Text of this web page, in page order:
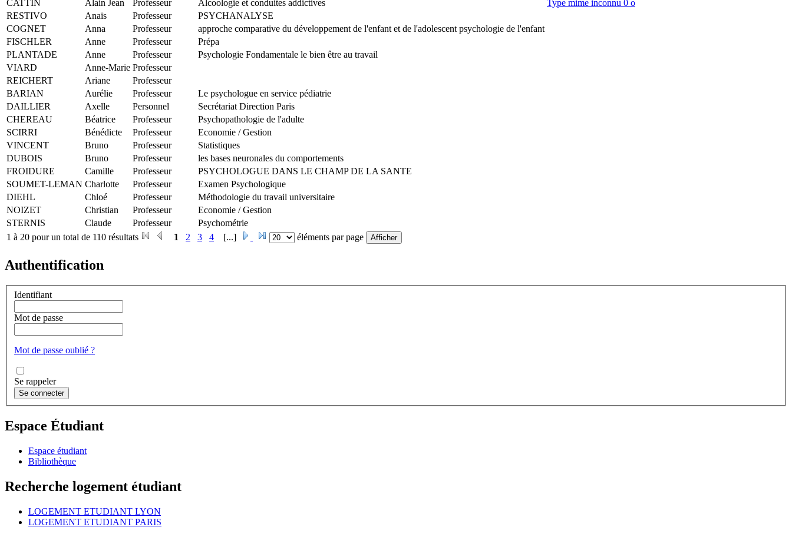
1 à 20 pour un total de 110 résultats 1 2 3 4 [...] éléments par page
CATTIN Alain Jean Professeur Alcoologie et conduites addictives Type mime inconnu 0 o
RESTIVO
Anaïs Professeur
PSYCHANALYSE
COGNET
Anna Professeur
approche comparative du développement de l'enfant et de l'adolescent psychologie de l'enfant
FISCHLER
Anne Professeur
Prépa
PLANTADE
Anne Professeur
Psychologie Fondamentale le bien être au travail
VIARD
Anne-Marie Professeur
REICHERT
Ariane
Professeur
BARIAN
Aurélie Professeur
Le psychologue en service pédiatrie
DAILLIER
Axelle Personnel
Secrétariat Direction Paris
CHEREAU
Béatrice Professeur
Psychopathologie de l'adulte
SCIRRI
Bénédicte Professeur
Economie / Gestion
VINCENT
Bruno Professeur
Statistiques
DUBOIS
Bruno Professeur
les bases neuronales du comportements
FROIDURE
Camille Professeur
PSYCHOLOGUE DANS LE CHAMP DE LA SANTE
SOUMET-LEMAN Charlotte Professeur
Examen Psychologique
DIEHL
Chloé Professeur
Méthodologie du travail universitaire
NOIZET
Christian Professeur
Economie / Gestion
STERNIS
Claude Professeur Psychométrie
Authentification
Identifiant
Mot de passe
Mot de passe oublié ?
Se rappeler
Espace Étudiant
Espace étudiant
Bibliothèque
Recherche logement étudiant
LOGEMENT ETUDIANT LYON
LOGEMENT ETUDIANT PARIS